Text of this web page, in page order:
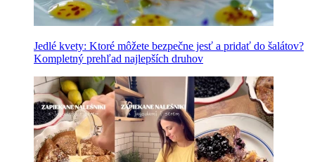
Jedlé kvety: Ktoré môžete bezpečne jesť a pridať do šalátov?
Kompletný prehľad najlepších druhov